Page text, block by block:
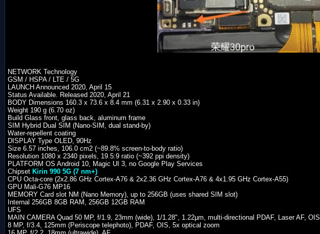
NETWORK Technology
GSM / HSPA / LTE / 5G
LAUNCH Announced 2020, April 15
Status Available. Released 2020, April 21
BODY Dimensions 160.3 x 73.6 x 8.4 mm (6.31 x 2.90 x 0.33 in)
Weight 190 g (6.70 oz)
Build Glass front, glass back, aluminum frame
SIM Hybrid Dual SIM (Nano-SIM, dual stand-by)
Water-repellent coating
DISPLAY Type OLED, 90Hz
Size 6.57 inches, 106.0 cm2 (~89.8% screen-to-body ratio)
Resolution 1080 x 2340 pixels, 19.5:9 ratio (~392 ppi density)
PLATFORM OS Android 10, Magic UI 3, no Google Play Services
Chipset Kirin 990 5G (7 nm+)
CPU Octa-core (2x2.86 GHz Cortex-A76 & 2x2.36 GHz Cortex-A76 & 4x1.95 GHz Cortex-A55)
GPU Mali-G76 MP16
MEMORY Card slot NM (Nano Memory), up to 256GB (uses shared SIM slot)
Internal 256GB 8GB RAM, 256GB 12GB RAM
UFS
MAIN CAMERA Quad 50 MP, f/1.9, 23mm (wide), 1/1.28", 1.22µm, multi-directional PDAF, Laser AF, OIS
8 MP, f/3.4, 125mm (Periscope telephoto), PDAF, OIS, 5x optical zoom